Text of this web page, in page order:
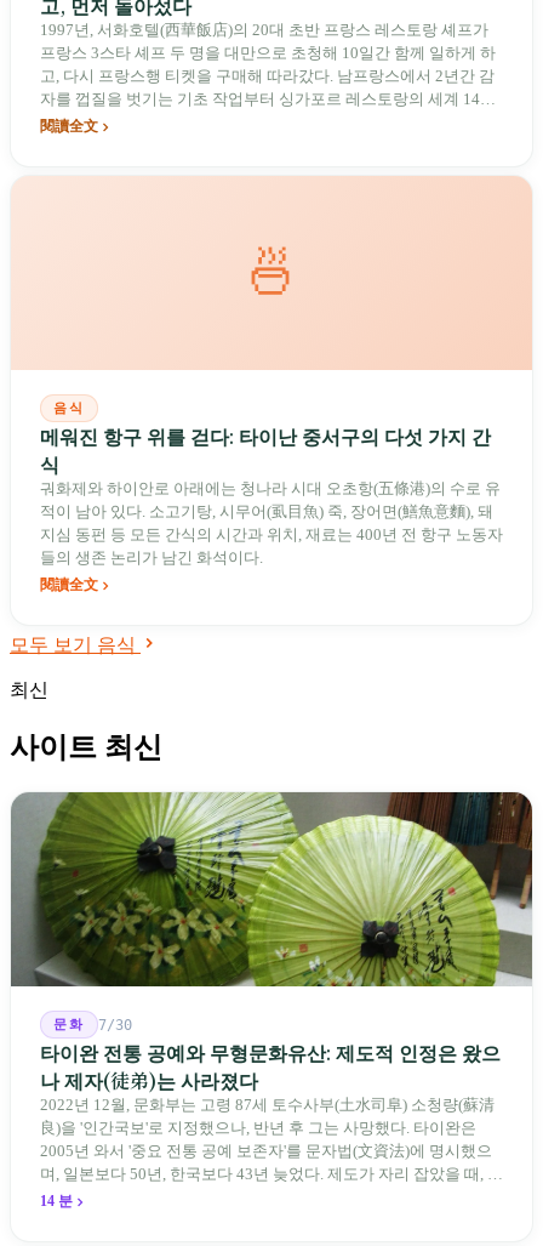
고, 먼저 돌아섰다
1997년, 서화호텔(西華飯店)의 20대 초반 프랑스 레스토랑 셰프가
프랑스 3스타 셰프 두 명을 대만으로 초청해 10일간 함께 일하게 하
고, 다시 프랑스행 티켓을 구매해 따라갔다. 남프랑스에서 2년간 감
자를 껍질을 벗기는 기초 작업부터 싱가포르 레스토랑의 세계 14위
등극, 이듬해主动적인 폐점, 그리고 타이베이에서 가장 예약하기 어
閱讀全文
🍜
음식
메워진 항구 위를 걷다: 타이난 중서구의 다섯 가지 간
식
궈화제와 하이안로 아래에는 청나라 시대 오초항(五條港)의 수로 유
적이 남아 있다. 소고기탕, 시무어(虱目魚) 죽, 장어면(鱔魚意麵), 돼
지심 동펀 등 모든 간식의 시간과 위치, 재료는 400년 전 항구 노동자
들의 생존 논리가 남긴 화석이다.
閱讀全文
모두 보기 음식
최신
사이트 최신
문화 7/30
타이완 전통 공예와 무형문화유산: 제도적 인정은 왔으
나 제자(徒弟)는 사라졌다
2022년 12월, 문화부는 고령 87세 토수사부(土水司阜) 소청량(蘇清
良)을 '인간국보'로 지정했으나, 반년 후 그는 사망했다. 타이완은
2005년 와서 '중요 전통 공예 보존자'를 문자법(文資法)에 명시했으
며, 일본보다 50년, 한국보다 43년 늦었다. 제도가 자리 잡았을 때, 제
자 제도는 이미 1970-80년대 산업화 과정에서 붕괴되었다. 600여 명
14 분